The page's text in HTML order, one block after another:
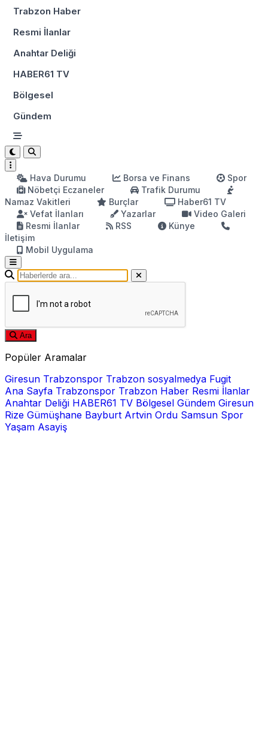
Trabzon Haber
Resmi İlanlar
Anahtar Deliği
HABER61 TV
Bölgesel
Gündem
Hava Durumu Borsa ve Finans
Spor
Nöbetçi Eczaneler
Trafik Durumu
Namaz Vakitleri
Burçlar
Haber61 TV
Vefat İlanları
Yazarlar
Video Galeri
Resmi İlanlar
RSS
Künye
İletişim
Mobil Uygulama
Ara
Popüler Aramalar
Giresun Trabzonspor Trabzon sosyalmedya Fugit
Ana Sayfa Trabzonspor Trabzon Haber Resmi İlanlar
Anahtar Deliği HABER61 TV Bölgesel Gündem Giresun
Rize Gümüşhane Bayburt Artvin Ordu Samsun Spor
Yaşam Asayiş